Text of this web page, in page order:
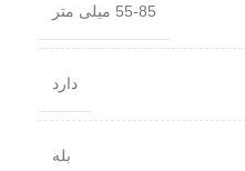
55-85 میلی متر
دارد
بله